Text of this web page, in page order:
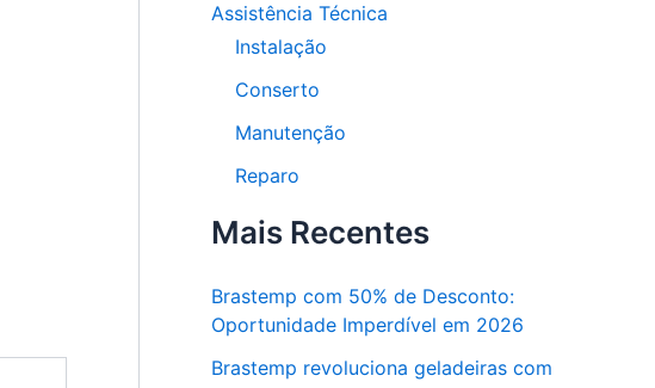
Assistência Técnica
Instalação
Conserto
Manutenção
Reparo
Mais Recentes
Brastemp com 50% de Desconto:
Oportunidade Imperdível em 2026
Brastemp revoluciona geladeiras com